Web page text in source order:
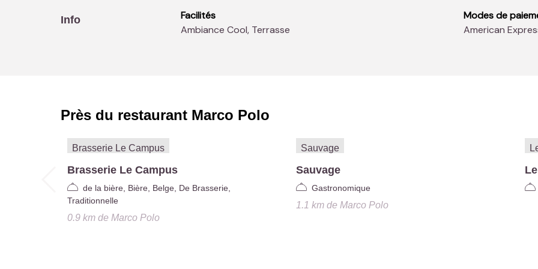
Info
Facilités
Ambiance Cool, Terrasse
Modes de
American
Près du restaurant Marco Polo
Brasserie Le Campus
de la bière, Bière, Belge, De Brasserie,
Traditionnelle
0.9 kmde Marco Polo
Sauvage
Gastronomique
1.1 kmde Marco Polo